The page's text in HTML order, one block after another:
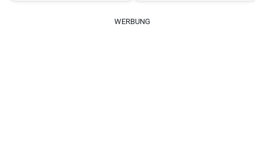
WERBUNG